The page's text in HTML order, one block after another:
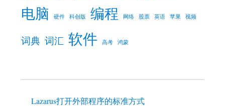
电脑 硬件 科创版 编程 网络 股票 英语 苹果 视频
词典 词汇 软件 高考 鸿蒙
Lazarus打开外部程序的标准方式